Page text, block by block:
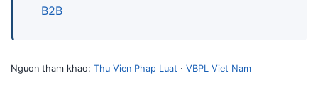
B2B
Nguon tham khao: Thu Vien Phap Luat · VBPL Viet Nam